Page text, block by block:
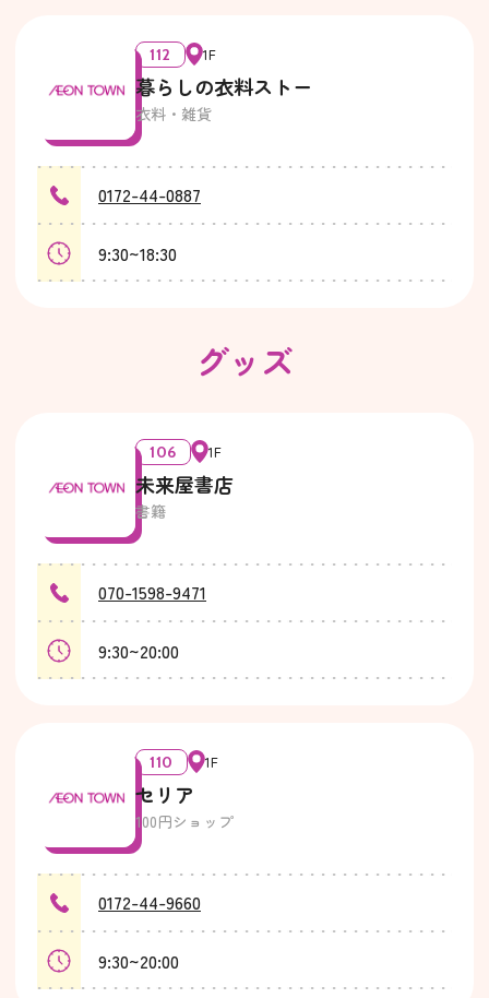
112 1F
暮らしの衣料ストー
衣料・雑貨
0172-44-0887
9:30~18:30
グッズ
106 1F
未来屋書店
書籍
070-1598-9471
9:30~20:00
110 1F
セリア
100円ショップ
0172-44-9660
9:30~20:00